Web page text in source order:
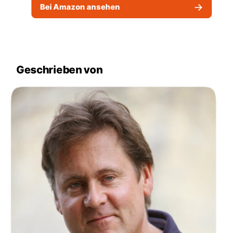
Bei Amazon ansehen →
Geschrieben von